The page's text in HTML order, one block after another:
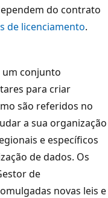
do contrato
de licenciamento.
um conjunto
para criar
são referidos no
a sua organização
e específicos
de dados. Os
de
novas leis e